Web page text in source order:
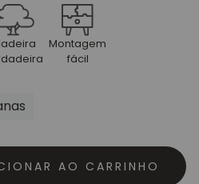
Montagem
fácil
AO CARRINHO